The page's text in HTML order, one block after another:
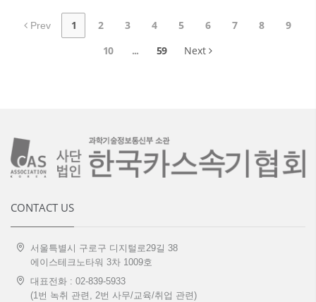
Prev 1 2 3 4 5 6 7 8
9
10
... 59 Next
CONTACT US
서울특별시 구로구 디지털로29길 38
에이스테크노타워 3차 1009호
대표전화 : 02-839-5933
(1번 녹취 관련, 2번 사무/교육/취업 관련)